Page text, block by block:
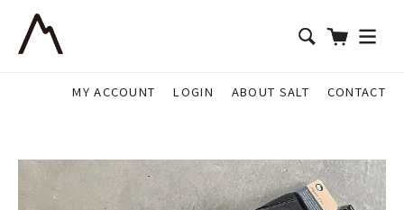
MY ACCOUNT LOGIN ABOUT SALT CONTACT